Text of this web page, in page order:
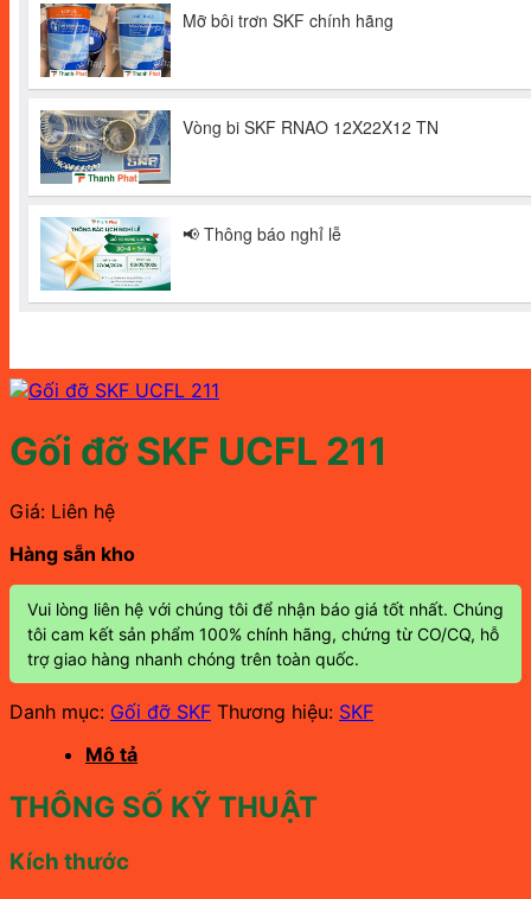
Gối đỡ SKF UCFL 211
Giá: Liên hệ
Hàng sẵn kho
Vui lòng liên hệ với chúng tôi để nhận báo giá tốt nhất. Chúng
tôi cam kết sản phẩm 100% chính hãng, chứng từ CO/CQ, hỗ
trợ giao hàng nhanh chóng trên toàn quốc.
Danh mục: Gối đỡ SKF Thương hiệu: SKF
Mô tả
THÔNG SỐ KỸ THUẬT
Kích thước